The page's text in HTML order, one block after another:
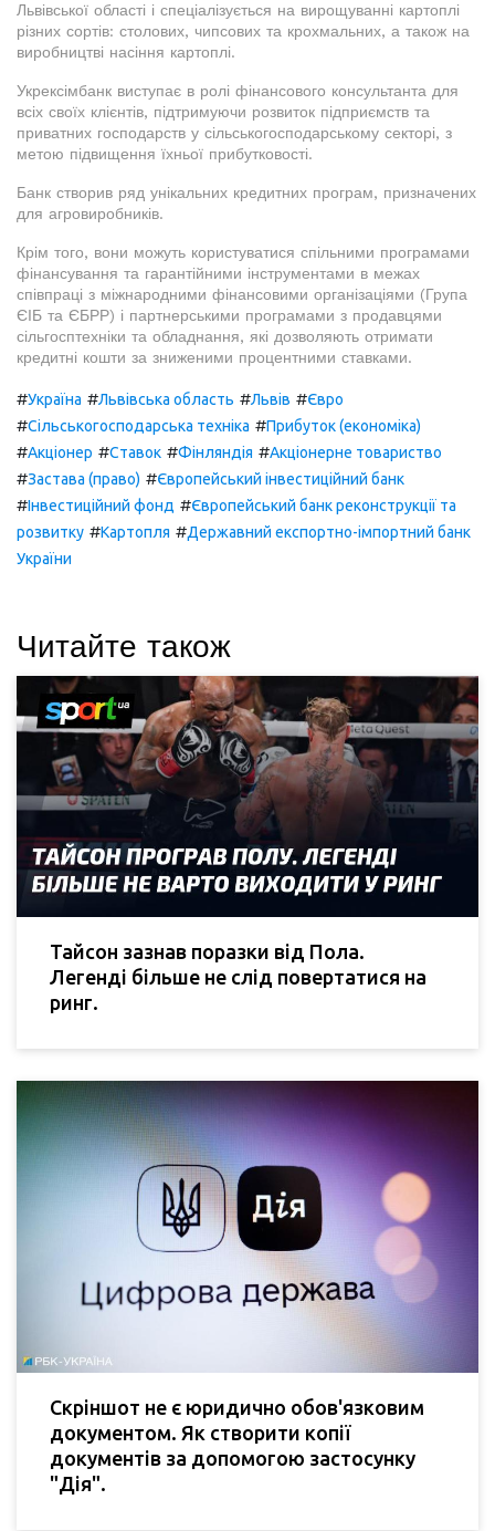
Львівської області і спеціалізується на вирощуванні картоплі
різних сортів: столових, чипсових та крохмальних, а також на
виробництві насіння картоплі.
Укрексімбанк виступає в ролі фінансового консультанта для
всіх своїх клієнтів, підтримуючи розвиток підприємств та
приватних господарств у сільськогосподарському секторі, з
метою підвищення їхньої прибутковості.
Банк створив ряд унікальних кредитних програм, призначених
для агровиробників.
Крім того, вони можуть користуватися спільними програмами
фінансування та гарантійними інструментами в межах
співпраці з міжнародними фінансовими організаціями (Група
ЄІБ та ЄБРР) і партнерськими програмами з продавцями
сільгосптехніки та обладнання, які дозволяють отримати
кредитні кошти за зниженими процентними ставками.
#Україна #Львівська область #Львів #Євро
#Сільськогосподарська техніка #Прибуток (економіка)
#Акціонер #Ставок #Фінляндія #Акціонерне товариство
#Застава (право) #Європейський інвестиційний банк
#Інвестиційний фонд #Європейський банк реконструкції та
розвитку #Картопля #Державний експортно-імпортний банк
України
Читайте також
Тайсон зазнав поразки від Пола.
Легенді більше не слід повертатися на
ринг.
Скріншот не є юридично обов'язковим
документом. Як створити копії
документів за допомогою застосунку
"Дія".